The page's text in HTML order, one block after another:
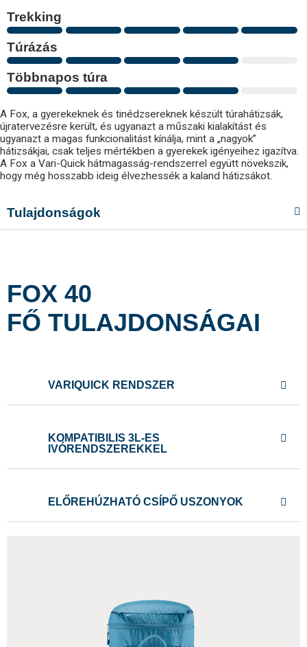
A Fox, a gyerekeknek és tinédzsereknek készült túrahátizsák,
újratervezésre került, és ugyanazt a műszaki kialakítást és
ugyanazt a magas funkcionalitást kínálja, mint a „nagyok”
hátizsákjai, csak teljes mértékben a gyerekek igényeihez igazítva.
A Fox a Vari-Quick hátmagasság-rendszerrel együtt növekszik,
hogy még hosszabb ideig élvezhessék a kaland hátizsákot.
Tulajdonságok
Trekking
Túrázás
Többnapos túra
FOX 40
FŐ TULAJDONSÁGAI
VARIQUICK RENDSZER
KOMPATIBILIS 3L-ES
IVÓRENDSZEREKKEL
ELŐREHÚZHATÓ CSÍPŐ USZONYOK